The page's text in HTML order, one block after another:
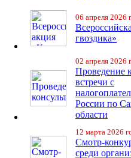
06 апреля 2026
гвоздика»
02 апреля 2026
Проведение
встречи с
России по
области
12 марта 2026
Смотр-
среди